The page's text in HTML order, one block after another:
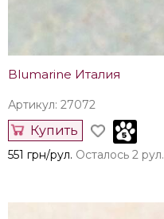
Blumarine Италия
Артикул: 27072
Купить
551 грн/рул. Осталось 2 рул.